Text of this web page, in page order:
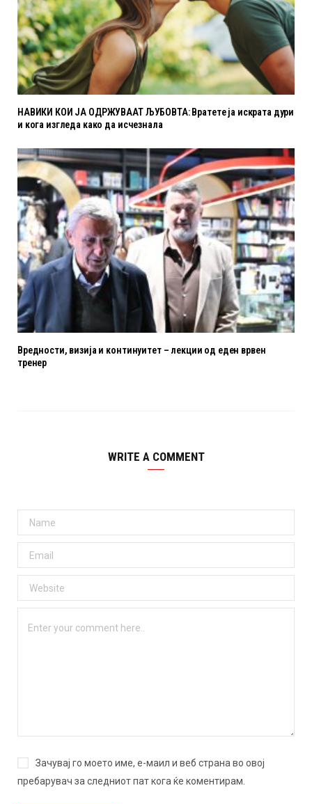
НАВИКИ КОИ ЈА ОДРЖУВААТ ЉУБОВТА: Вратете ја искрата дури
и кога изгледа како да исчезнала
Вредности, визија и континуитет – лекции од еден врвен
тренер
WRITE A COMMENT
Зачувај го моето име, е-маил и веб страна во овој
пребарувач за следниот пат кога ќе коментирам.